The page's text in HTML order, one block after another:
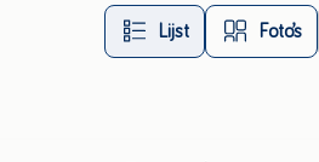
Lijst Foto’s